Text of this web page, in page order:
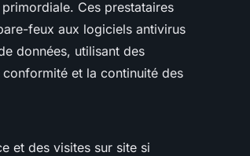
Ces prestataires
feux aux logiciels antivirus
données, utilisant des
et la continuité des
et des visites sur site si